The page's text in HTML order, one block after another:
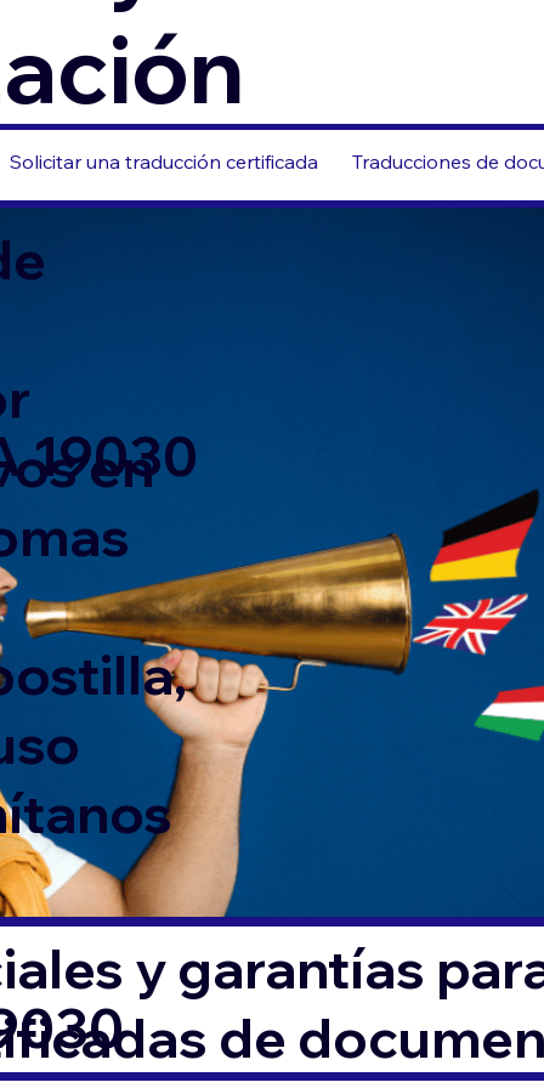
Solicitar una traducción certificada Traducciones de
en
19030
y garantías
de